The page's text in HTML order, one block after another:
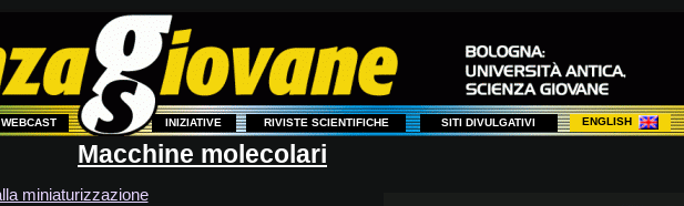
WEBCAST INIZIATIVE RIVISTE SCIENTIFICHE SITI DIVULGATIVI ENGLISH
Macchine molecolari
miniaturizzazione